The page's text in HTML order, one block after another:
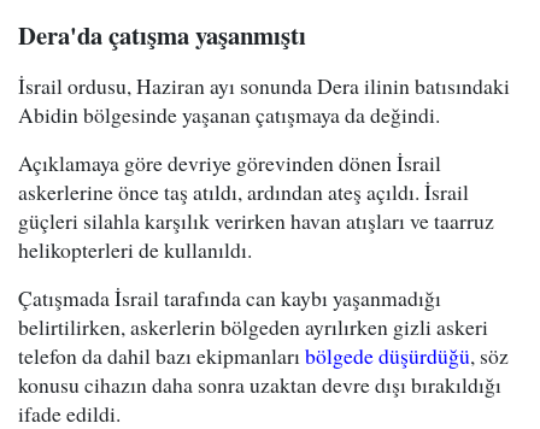
Dera'da çatışma yaşanmıştı
İsrail ordusu, Haziran ayı sonunda Dera ilinin batısındaki
Abidin bölgesinde yaşanan çatışmaya da değindi.
Açıklamaya göre devriye görevinden dönen İsrail
askerlerine önce taş atıldı, ardından ateş açıldı. İsrail
güçleri silahla karşılık verirken havan atışları ve taarruz
helikopterleri de kullanıldı.
Çatışmada İsrail tarafında can kaybı yaşanmadığı
belirtilirken, askerlerin bölgeden ayrılırken gizli askeri
telefon da dahil bazı ekipmanları bölgede düşürdüğü, söz
konusu cihazın daha sonra uzaktan devre dışı bırakıldığı
ifade edildi.